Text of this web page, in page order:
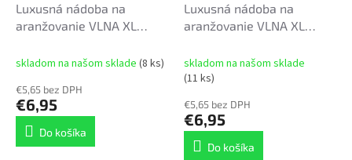
Luxusná nádoba na
aranžovanie VLNA XL
zlatá
skladom na našom sklade (8 ks)
€5,65 bez DPH
€6,95
Do košíka
Luxusná nádoba na
aranžovanie VLNA XL
zlatá
skladom na našom sklade
(11 ks)
€5,65 bez DPH
€6,95
Do košíka